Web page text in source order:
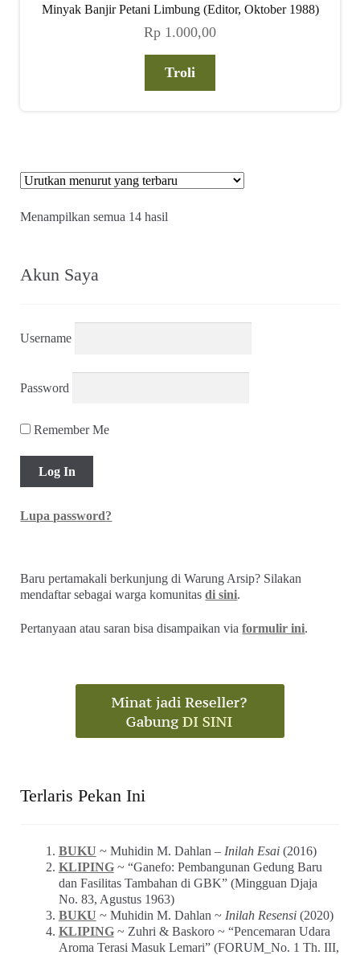
Minyak Banjir Petani Limbung (Editor, Oktober 1988)
Rp 1.000,00
Troli
Menampilkan semua 14 hasil
Akun Saya
Username
Password
Remember Me
Lupa password?
Baru pertamakali berkunjung di Warung Arsip? Silakan
mendaftar sebagai warga komunitasdi sini.
Pertanyaan atau saran bisa disampaikan viaformulir ini.
Terlaris Pekan Ini
BUKU ~ Muhidin M. Dahlan – Inilah Esai(2016)
KLIPING~ “Ganefo: Pembangunan Gedung Baru
dan Fasilitas Tambahan di GBK” (Mingguan Djaja
No. 83, Agustus 1963)
BUKU ~ Muhidin M. Dahlan ~ Inilah Resensi(2020)
KLIPING~ Zuhri & Baskoro ~ “Pencemaran Udara
Aroma Terasi Masuk Lemari” (FORUM_No. 1 Th. III,